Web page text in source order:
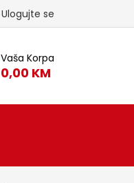
Ulogujte se
Vaša Korpa
0,00 KM